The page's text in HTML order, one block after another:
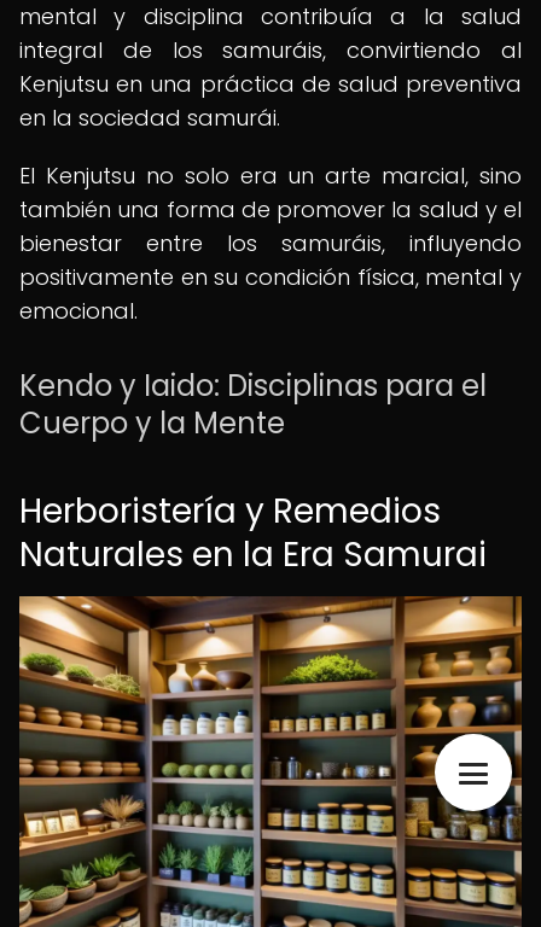
mental y disciplina contribuía a la salud
integral de los samuráis, convirtiendo al
Kenjutsu en una práctica de salud preventiva
en la sociedad samurái.
El Kenjutsu no solo era un arte marcial, sino
también una forma de promover la salud y el
bienestar entre los samuráis, influyendo
positivamente en su condición física, mental y
emocional.
Kendo y Iaido: Disciplinas para el
Cuerpo y la Mente
Herboristería y Remedios
Naturales en la Era Samurai